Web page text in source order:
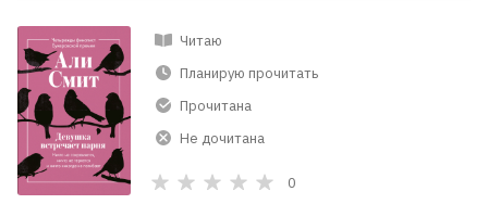
Читаю
Планирую прочитать
Прочитана
Не дочитана
0